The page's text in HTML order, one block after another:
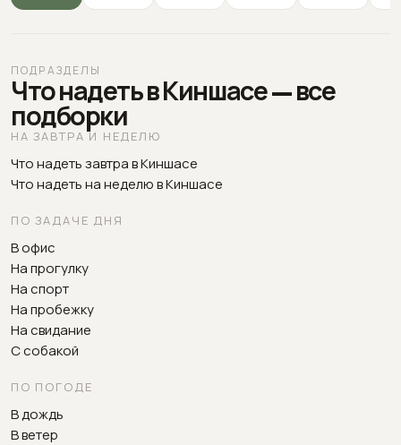
ПОДРАЗДЕЛЫ
Что надеть в Киншасе — все
подборки
НА ЗАВТРА И НЕДЕЛЮ
Что надеть завтра в Киншасе
Что надеть на неделю в Киншасе
ПО ЗАДАЧЕ ДНЯ
В офис
На прогулку
На спорт
На пробежку
На свидание
С собакой
ПО ПОГОДЕ
В дождь
В ветер